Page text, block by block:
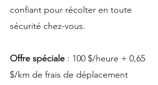
confiant pour récolter en toute
sécurité chez-vous.
Offre spéciale : 100 $/heure + 0,65
$/km de frais de déplacement